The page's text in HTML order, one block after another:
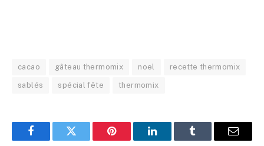
cacao gâteau thermomix noel recette thermomix
sablés spécial fête thermomix
FacebookTwitter Pinterest LinkedInTumblr Email